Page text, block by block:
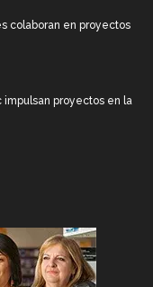
colaboran en proyectos
proyectos en la